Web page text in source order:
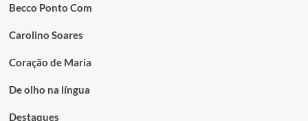
Becco Ponto Com
Carolino Soares
Coração de Maria
De olho na língua
Destaques